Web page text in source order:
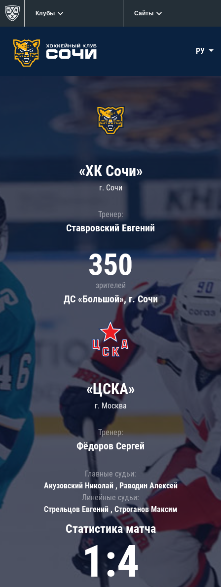
Клубы Сайты
РУ
«ХК Сочи»
г. Сочи
Тренер:
Ставровский Евгений
350
зрителей
ДС «Большой», г. Сочи
Статистика матча
1:4
«ЦСКА»
г. Москва
Тренер:
Фёдоров Сергей
Главные судьи:
Акузовский Николай , Раводин Алексей
Линейные судьи:
Стрельцов Евгений , Строганов Максим